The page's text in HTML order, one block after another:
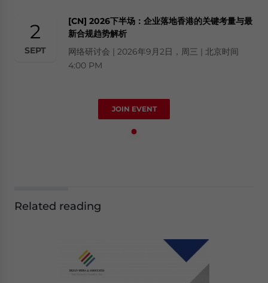
2
SEPT
[CN] 2026下半场：企业落地香港的关键考量与最
新合规趋势解析
网络研讨会 | 2026年9月2日，周三 | 北京时间
4:00 PM
JOIN EVENT
Related reading